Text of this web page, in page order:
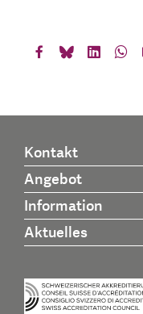
Kontakt
Angebot
Information
Aktuelles